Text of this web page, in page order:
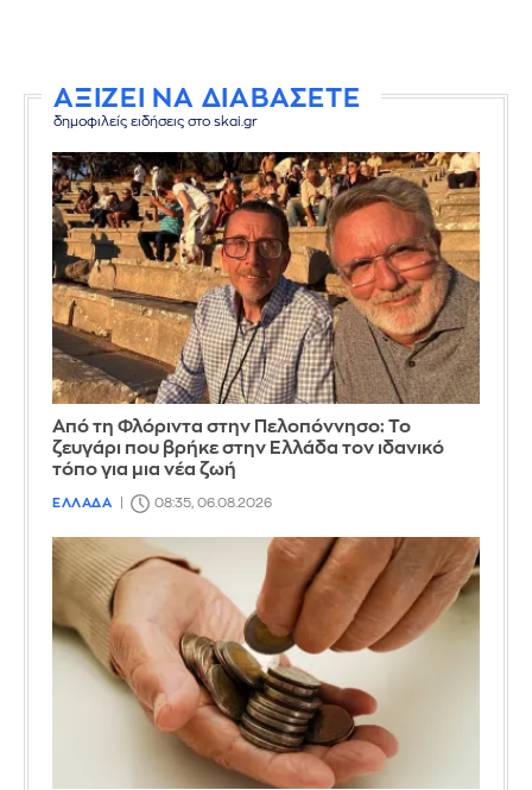
ΑΞΙΖΕΙ ΝΑ ΔΙΑΒΑΣΕΤΕ
δημοφιλείς ειδήσεις στο skai.gr
Από τη Φλόριντα στην Πελοπόννησο: Το
ζευγάρι που βρήκε στην Ελλάδα τον ιδανικό
τόπο για μια νέα ζωή
ΕΛΛΑΔΑ 08:35, 06.08.2026